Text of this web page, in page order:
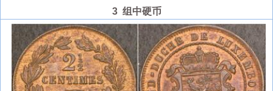
3 组中硬币